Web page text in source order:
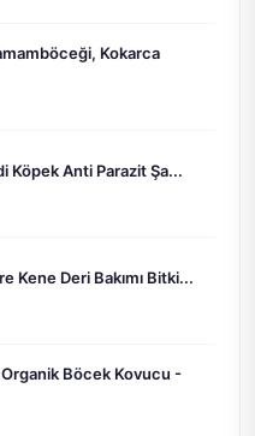
Kokarca
Köpek Anti Parazit Şa...
Kene Deri Bakımı Bitki...
Böcek Kovucu -